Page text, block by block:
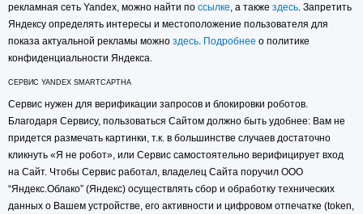
рекламная сеть Yandex, можно найти по ссылке, а также здесь. Запретить
Яндексу определять интересы и местоположение пользователя для
показа актуальной рекламы можно здесь. Подробнее о политике
конфиденциальности Яндекса.
СЕРВИС YANDEX SMARTCAPTHA
Сервис нужен для верификации запросов и блокировки роботов.
Благодаря Сервису, пользоваться Сайтом должно быть удобнее: Вам не
придется размечать картинки, т.к. в большинстве случаев достаточно
кликнуть «Я не робот», или Сервис самостоятельно верифицирует вход
на Сайт. Чтобы Сервис работал, владелец Сайта поручил ООО
“Яндекс.Облако” (Яндекс) осуществлять сбор и обработку технических
данных о Вашем устройстве, его активности и цифровом отпечатке (token,